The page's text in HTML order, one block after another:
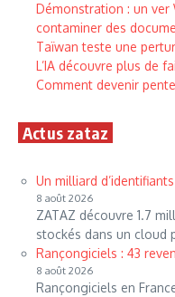
Démonstration : un
contaminer des
Taïwan teste une
L’IA découvre plus de
Comment devenir
Actus zataz
Un milliard
8 août 2026
ZATAZ découvre 1.7
stockés dans un cloud
Rançongiciels : 43
8 août 2026
Rançongiciels en